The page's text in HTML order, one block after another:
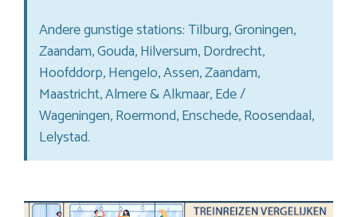
Andere gunstige stations: Tilburg, Groningen,
Zaandam, Gouda, Hilversum, Dordrecht,
Hoofddorp, Hengelo, Assen, Zaandam,
Maastricht, Almere & Alkmaar, Ede /
Wageningen, Roermond, Enschede, Roosendaal,
Lelystad.